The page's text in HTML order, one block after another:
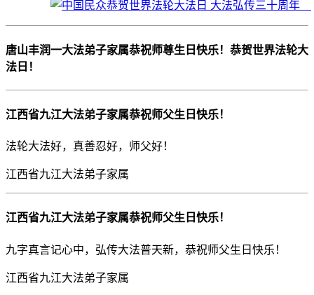
唐山丰润一大法弟子家属恭祝师尊生日快乐！恭贺世界法轮大
法日！
江西省九江大法弟子家属恭祝师父生日快乐！
法轮大法好，真善忍好，师父好！
江西省九江大法弟子家属
江西省九江大法弟子家属恭祝师父生日快乐！
九字真言记心中，弘传大法普天新，恭祝师父生日快乐！
江西省九江大法弟子家属